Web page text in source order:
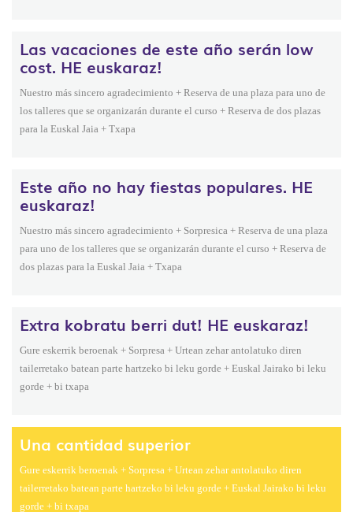
Las vacaciones de este año serán low
cost. HE euskaraz!
Nuestro más sincero agradecimiento + Reserva de una plaza para uno de
los talleres que se organizarán durante el curso + Reserva de dos plazas
para la Euskal Jaia + Txapa
Este año no hay fiestas populares. HE
euskaraz!
Nuestro más sincero agradecimiento + Sorpresica + Reserva de una plaza
para uno de los talleres que se organizarán durante el curso + Reserva de
dos plazas para la Euskal Jaia + Txapa
Extra kobratu berri dut! HE euskaraz!
Gure eskerrik beroenak + Sorpresa + Urtean zehar antolatuko diren
tailerretako batean parte hartzeko bi leku gorde + Euskal Jairako bi leku
gorde + bi txapa
Una cantidad superior
Gure eskerrik beroenak + Sorpresa + Urtean zehar antolatuko diren
tailerretako batean parte hartzeko bi leku gorde + Euskal Jairako bi leku
gorde + bi txapa